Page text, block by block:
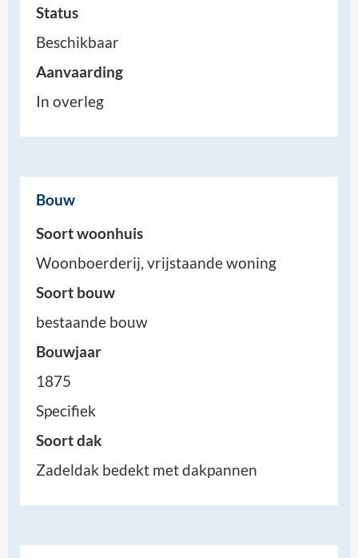
Status
Beschikbaar
Aanvaarding
In overleg
Bouw
Soort woonhuis
Woonboerderij, vrijstaande woning
Soort bouw
bestaande bouw
Bouwjaar
1875
Specifiek
Soort dak
Zadeldak bedekt met dakpannen